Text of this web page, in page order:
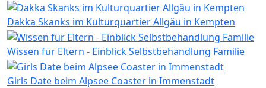
Dakka Skanks im Kulturquartier Allgäu in Kempten
Wissen für Eltern - Einblick Selbstbehandlung Familie
Girls Date beim Alpsee Coaster in Immenstadt